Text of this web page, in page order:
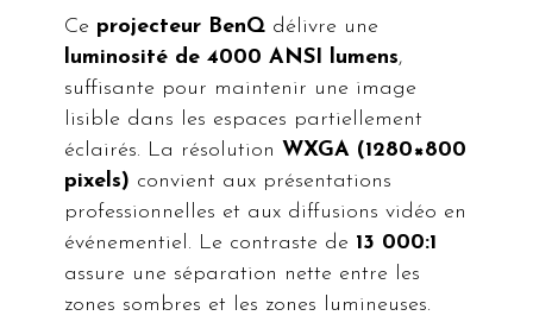
Ce projecteur BenQ délivre une
luminosité de 4000 ANSI lumens,
suffisante pour maintenir une image
lisible dans les espaces partiellement
éclairés. La résolution WXGA (1280×800
pixels) convient aux présentations
professionnelles et aux diffusions vidéo en
événementiel. Le contraste de 13 000:1
assure une séparation nette entre les
zones sombres et les zones lumineuses.